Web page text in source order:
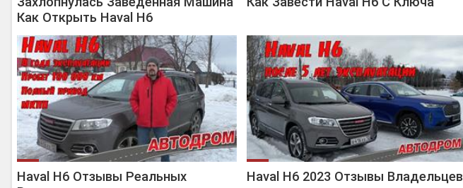
Как Открыть Haval H6
Haval H6 Отзывы Реальных
Haval H6 2023 Отзывы Владельцев